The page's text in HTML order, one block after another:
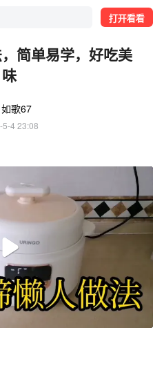
打开看看
简单易学，好吃美
味
如歌67
5-4 23:08